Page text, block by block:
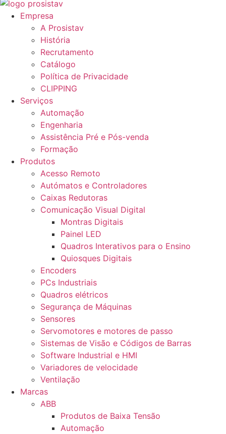
Empresa
A Prosistav
História
Recrutamento
Catálogo
Política de Privacidade
CLIPPING
Serviços
Automação
Engenharia
Assistência Pré e Pós-venda
Formação
Produtos
Acesso Remoto
Autómatos e Controladores
Caixas Redutoras
Comunicação Visual Digital
Montras Digitais
Painel LED
Quadros Interativos para o Ensino
Quiosques Digitais
Encoders
PCs Industriais
Quadros elétricos
Segurança de Máquinas
Sensores
Servomotores e motores de passo
Sistemas de Visão e Códigos de Barras
Software Industrial e HMI
Variadores de velocidade
Ventilação
Marcas
ABB
Produtos de Baixa Tensão
Automação